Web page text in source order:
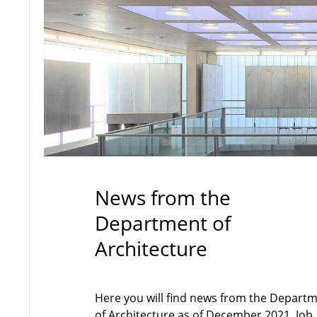
News from the
Department of
Architecture
Here you will find news from the